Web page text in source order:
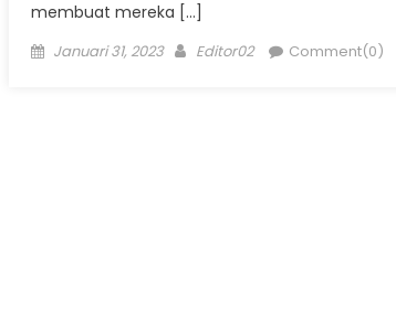
membuat mereka […]
Posted
Januari 31, 2023 Author
Editor02 Comment(0)